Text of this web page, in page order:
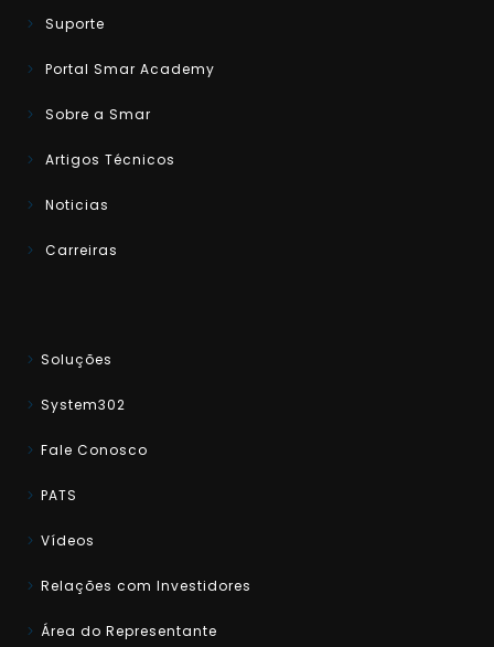
Suporte
Portal Smar Academy
Sobre a Smar
Artigos Técnicos
Noticias
Carreiras
Soluções
System302
Fale Conosco
PATS
Vídeos
Relações com Investidores
Área do Representante